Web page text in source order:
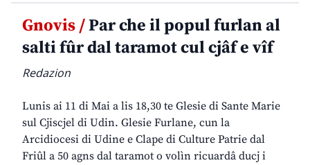
Gnovis /Par che il popul furlan al
salti fûr dal taramot cul cjâf e vîf
Redazion
Lunis ai 11 di Mai a lis 18,30 te Glesie di Sante Marie
sul Cjiscjel di Udin. Glesie Furlane, cun la
Arcidiocesi di Udine e Clape di Culture Patrie dal
Friûl a 50 agns dal taramot o volìn ricuardâ ducj i